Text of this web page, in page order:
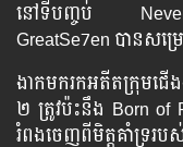
នៅ​ទី​បញ្ចប់​
GreatSe7en បាន​ស
ងាក​មក​រក​អតីត​ក្រុម​ជើ
២ ត្រូវ​ប៉ះ​នឹង​ Born of
រំពង​ចេញ​ពី​មិត្ត​គាំ​ទ្រ​រ